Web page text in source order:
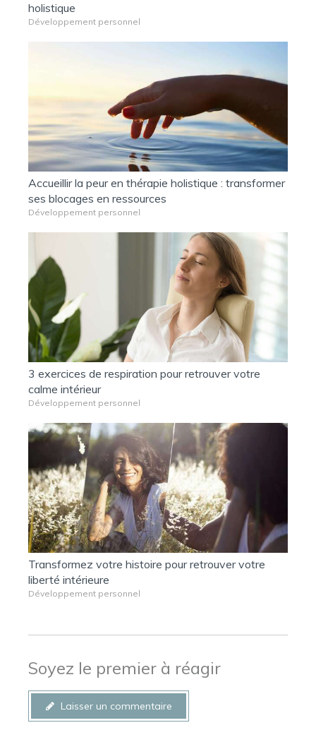
holistique
Développement personnel
Accueillir la peur en thérapie holistique : transformer
ses blocages en ressources
Développement personnel
3 exercices de respiration pour retrouver votre
calme intérieur
Développement personnel
Transformez votre histoire pour retrouver votre
liberté intérieure
Développement personnel
Soyez le premier à réagir
Laisser un commentaire